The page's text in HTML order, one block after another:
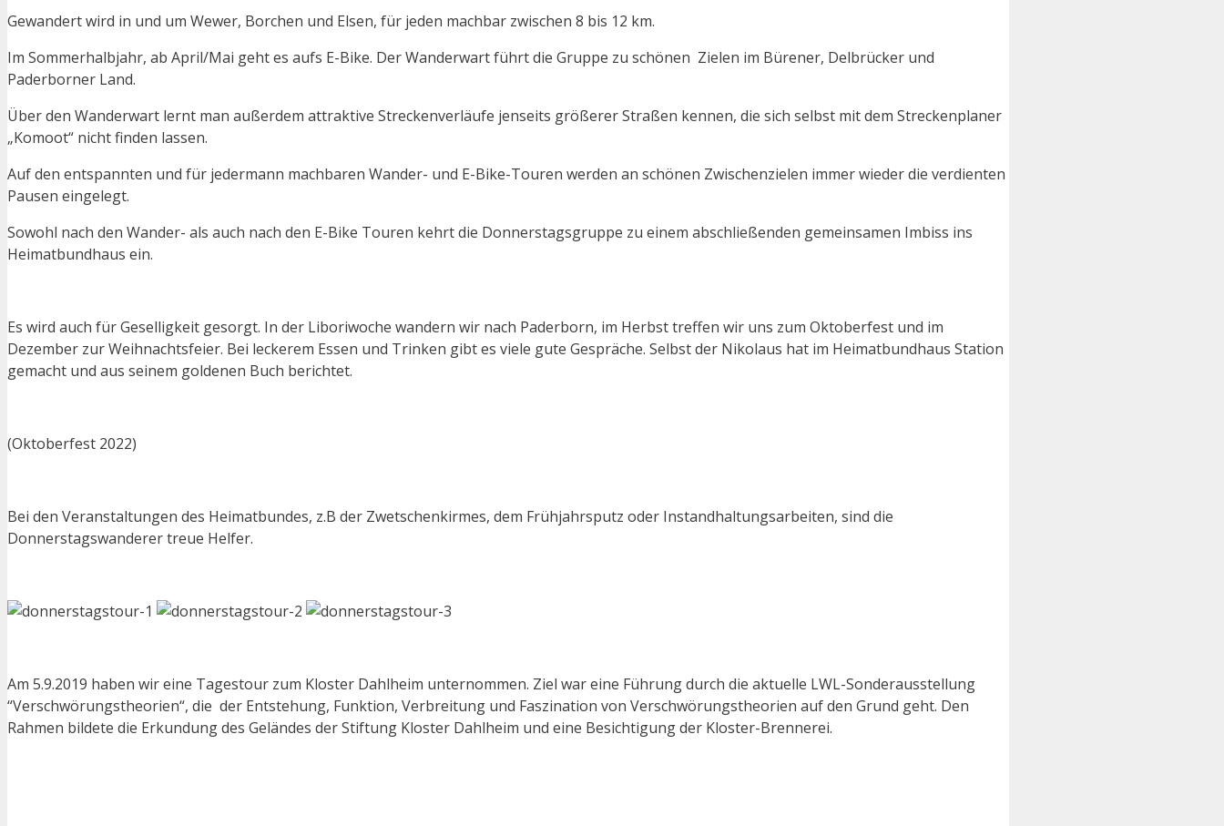
Gewandert wird in und um Wewer, Borchen und Elsen, für jeden machbar zwischen 8 bis 12 km.
Im Sommerhalbjahr, ab April/Mai geht es aufs E-Bike. Der Wanderwart führt die Gruppe zu schönen Zielen im Bürener, Delbrücker und
Paderborner Land.
Über den Wanderwart lernt man außerdem attraktive Streckenverläufe jenseits größerer Straßen kennen, die sich selbst mit dem Streckenplaner
„Komoot“ nicht finden lassen.
Auf den entspannten und für jedermann machbaren Wander- und E-Bike-Touren werden an schönen Zwischenzielen immer wieder die verdienten
Pausen eingelegt.
Sowohl nach den Wander- als auch nach den E-Bike Touren kehrt die Donnerstagsgruppe zu einem abschließenden gemeinsamen Imbiss ins
Heimatbundhaus ein.
Es wird auch für Geselligkeit gesorgt. In der Liboriwoche wandern wir nach Paderborn, im Herbst treffen wir uns zum Oktoberfest und im
Dezember zur Weihnachtsfeier. Bei leckerem Essen und Trinken gibt es viele gute Gespräche. Selbst der Nikolaus hat im Heimatbundhaus Station
gemacht und aus seinem goldenen Buch berichtet.
(Oktoberfest 2022)
Bei den Veranstaltungen des Heimatbundes, z.B der Zwetschenkirmes, dem Frühjahrsputz oder Instandhaltungsarbeiten, sind die
Donnerstagswanderer treue Helfer.
Am 5.9.2019 haben wir eine Tagestour zum Kloster Dahlheim unternommen. Ziel war eine Führung durch die aktuelle LWL-Sonderausstellung
“Verschwörungstheorien“, die der Entstehung, Funktion, Verbreitung und Faszination von Verschwörungstheorien auf den Grund geht. Den
Rahmen bildete die Erkundung des Geländes der Stiftung Kloster Dahlheim und eine Besichtigung der Kloster-Brennerei.